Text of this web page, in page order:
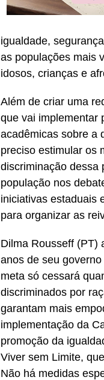
igualdade,
as populações mais
idosos, crianças e
Além de criar uma
que vai implementar
acadêmicas sobre a
preciso estimular os
discriminação dessa
população nos
iniciativas estaduais
para organizar as
Dilma Rousseff (PT)
anos de seu
meta só cessará
discriminados por
garantam mais
implementação da
promoção da
Viver sem Limite,
Não há medidas